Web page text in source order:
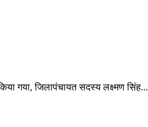
गया, जिलापंचायत सदस्य लक्ष्मण सिंह...